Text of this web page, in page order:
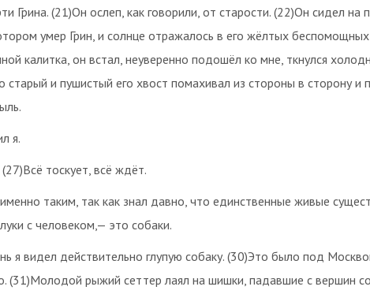
Грина. (21)Он ослеп, как говорили, от старости. (22)Он сидел на
умер Грин, и солнце отражалось в его жёлтых беспомощных
калитка, он встал, неуверенно подошёл ко мне, ткнулся
старый и пушистый его хвост помахивал из стороны в сторону и
я.
тоскует, всё ждёт.
таким, так как знал давно, что единственные живые
с человеком,— это собаки.
я видел действительно глупую собаку. (30)Это было под
(31)Молодой рыжий сеттер лаял на шишки, падавшие с вершин